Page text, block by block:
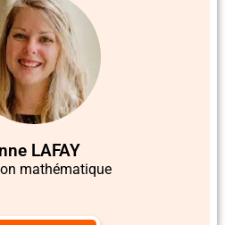
LAFAY
mathématique